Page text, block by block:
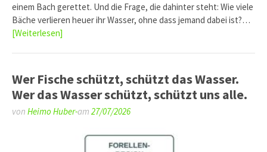
einem Bach gerettet. Und die Frage, die dahinter steht: Wie viele
Bäche verlieren heuer ihr Wasser, ohne dass jemand dabei ist?…
[Weiterlesen]
Wer Fische schützt, schützt das Wasser.
Wer das Wasser schützt, schützt uns alle.
von Heimo Huber-am 27/07/2026